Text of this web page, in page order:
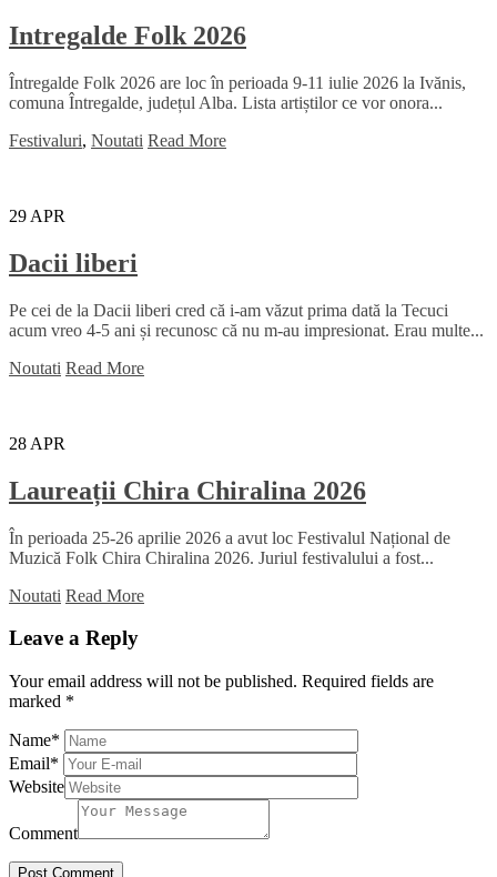
Intregalde Folk 2026
Întregalde Folk 2026 are loc în perioada 9-11 iulie 2026 la Ivănis,
comuna Întregalde, județul Alba. Lista artiștilor ce vor onora...
Festivaluri, Noutati Read More
29 APR
Dacii liberi
Pe cei de la Dacii liberi cred că i-am văzut prima dată la Tecuci
acum vreo 4-5 ani și recunosc că nu m-au impresionat. Erau multe...
Noutati Read More
28 APR
Laureații Chira Chiralina 2026
În perioada 25-26 aprilie 2026 a avut loc Festivalul Național de
Muzică Folk Chira Chiralina 2026. Juriul festivalului a fost...
Noutati Read More
Leave a Reply
Your email address will not be published. Required fields are
marked *
Name*
Email*
Website
Comment